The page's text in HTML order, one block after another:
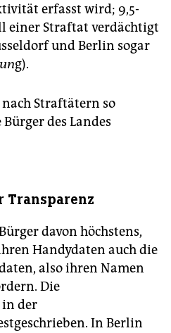
erfasst wird; 9,5-
einer Straftat verdächtigt
und Berlin sogar
g).
nach Straftätern so
des Landes
Transparenz
davon höchstens,
Handydaten auch die
also ihren Namen
Die
der
In Berlin